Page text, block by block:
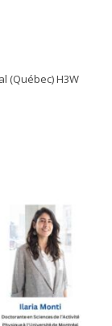
(Québec) H3W